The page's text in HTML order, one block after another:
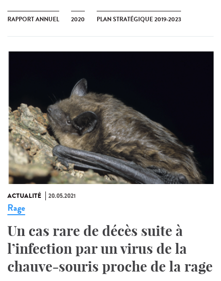
RAPPORT ANNUEL 2020 PLAN STRATÉGIQUE 2019-2023
ACTUALITÉ 20.05.2021
Rage
Un cas rare de décès suite à
l’infection par un virus de la
chauve-souris proche de la rage